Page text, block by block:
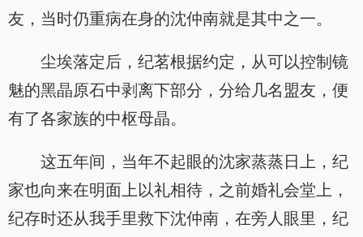
友，当时仍重病在身的沈仲南就是其中之一。
尘埃落定后，纪茗根据约定，从可以控制镜
魅的黑晶原石中剥离下部分，分给几名盟友，便
有了各家族的中枢母晶。
这五年间，当年不起眼的沈家蒸蒸日上，纪
家也向来在明面上以礼相待，之前婚礼会堂上，
纪存时还从我手里救下沈仲南，在旁人眼里，纪